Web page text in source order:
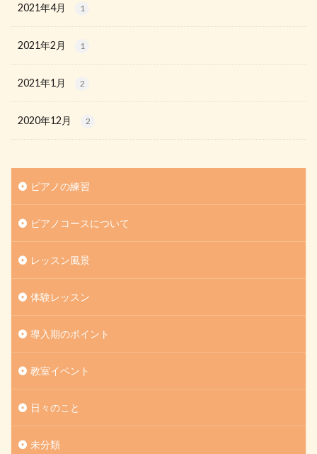
2021年4月 1
2021年2月 1
2021年1月 2
2020年12月 2
ピアノの練習
ピアノコースについて
レッスン風景
体験レッスン
導入期のポイント
教室イベント
日々のこと
未分類